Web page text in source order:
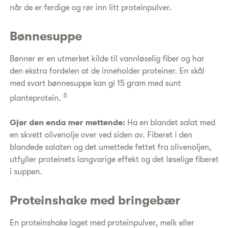
når de er ferdige og rør inn litt proteinpulver.
Bønnesuppe
Bønner er en utmerket kilde til vannløselig fiber og har
den ekstra fordelen at de inneholder proteiner. En skål
med svart bønnesuppe kan gi 15 gram med sunt
planteprotein.6
Gjør den enda mer mettende: Ha en blandet salat med
en skvett olivenolje over ved siden av. Fiberet i den
blandede salaten og det umettede fettet fra olivenoljen,
utfyller proteinets langvarige effekt og det løselige fiberet
i suppen.
Proteinshake med bringebær
En proteinshake laget med proteinpulver, melk eller